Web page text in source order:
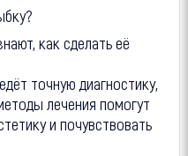
как сделать её
точную диагностику,
лечения помогут
и почувствовать